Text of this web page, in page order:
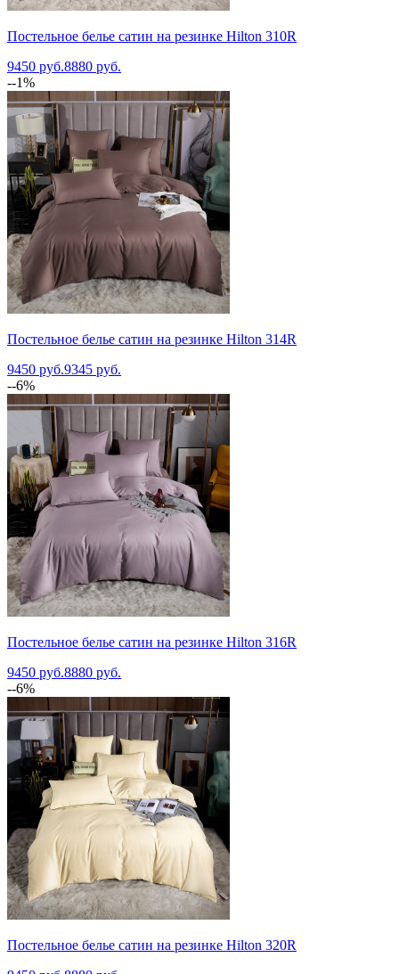
Постельное белье сатин на резинке Hilton 310R
9450 руб.8880 руб.
--1%
Постельное белье сатин на резинке Hilton 314R
9450 руб.9345 руб.
--6%
Постельное белье сатин на резинке Hilton 316R
9450 руб.8880 руб.
--6%
Постельное белье сатин на резинке Hilton 320R